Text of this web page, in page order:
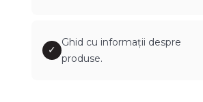
✓
Ghid cu informații despre
produse.